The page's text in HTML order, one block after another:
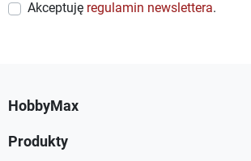
Akceptuję regulamin newslettera.
HobbyMax
Produkty